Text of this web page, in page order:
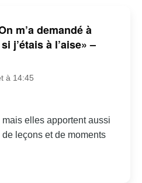
m’a demandé à
j’étais à l’aise» –
à 14:45
elles apportent aussi
de leçons et de moments